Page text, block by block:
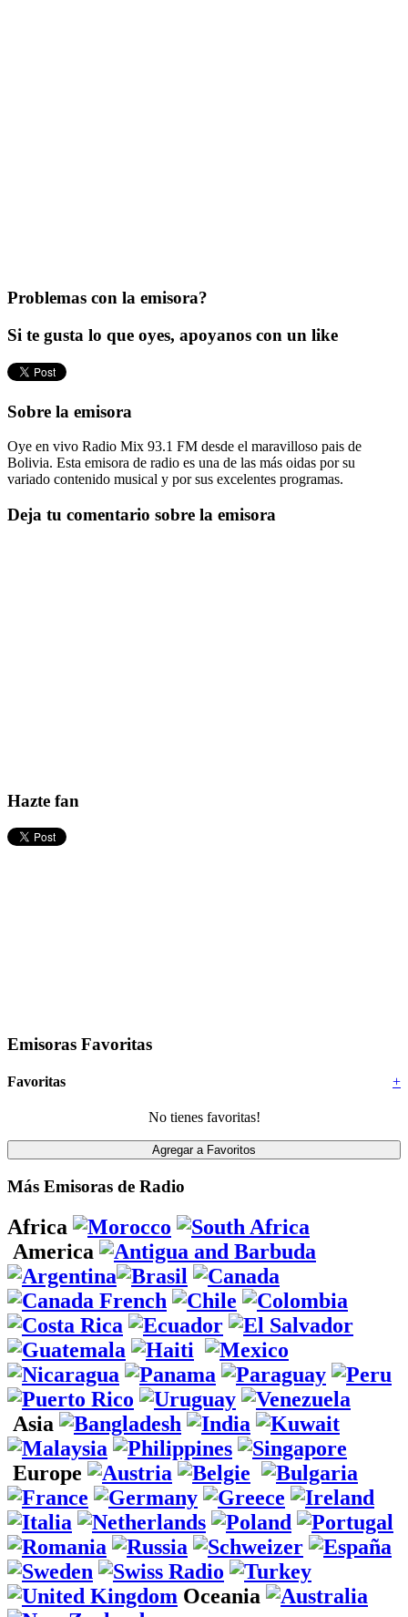
Problemas con la emisora?
Si te gusta lo que oyes, apoyanos con un like
Sobre la emisora
Oye en vivo Radio Mix 93.1 FM desde el maravilloso pais de
Bolivia. Esta emisora de radio es una de las más oidas por su
variado contenido musical y por sus excelentes programas.
Deja tu comentario sobre la emisora
Hazte fan
Emisoras Favoritas
+
Favoritas
No tienes favoritas!
Más Emisoras de Radio
Africa
America
Asia
Europe
Oceania